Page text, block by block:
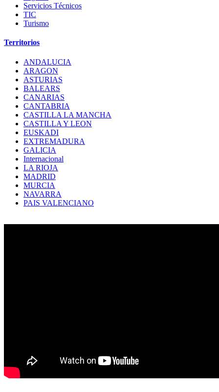
Servicios Técnicos
TIC
Turismo
Territorios
ANDALUCIA
ARAGON
ASTURIAS
BALEARS
CANARIAS
CANTABRIA
CASTILLA LA MANCHA
CASTILLA Y LEON
EUSKADI
EXTREMADURA
GALICIA
Internacional
LA RIOJA
MADRID
MURCIA
NAVARRA
PAIS VALENCIANO